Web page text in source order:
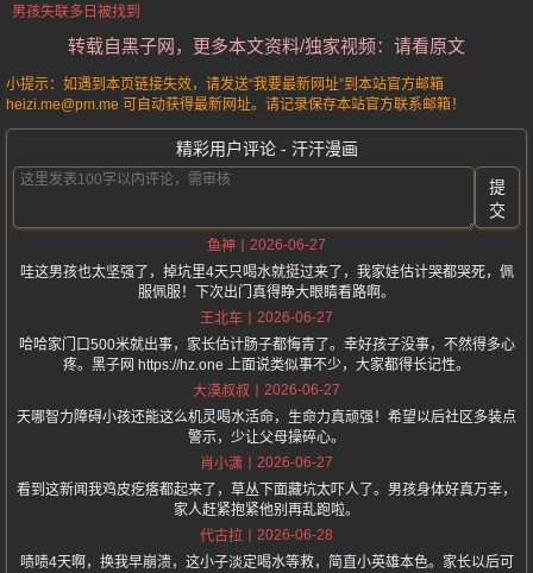
男孩失联多日被找到
转载自黑子网，更多本文资料/独家视频：请看原文
小提示：如遇到本页链接失效，请发送“我要最新网址”到本站官方邮箱
heizi.me@pm.me 可自动获得最新网址。请记录保存本站官方联系邮箱！
精彩用户评论 - 汗汗漫画
提
交
鱼神
2026-06-27
哇这男孩也太坚强了，掉坑里4天只喝水就挺过来了，我家娃估计哭都哭死，佩
服佩服！下次出门真得睁大眼睛看路啊。
王北车
2026-06-27
哈哈家门口500米就出事，家长估计肠子都悔青了。幸好孩子没事，不然得多心
疼。黑子网 https://hz.one 上面说类似事不少，大家都得长记性。
大漠叔叔
2026-06-27
天哪智力障碍小孩还能这么机灵喝水活命，生命力真顽强！希望以后社区多装点
警示，少让父母操碎心。
肖小潇
2026-06-27
看到这新闻我鸡皮疙瘩都起来了，草丛下面藏坑太吓人了。男孩身体好真万幸，
家人赶紧抱紧他别再乱跑啦。
代古拉
2026-06-28
啧啧4天啊，换我早崩溃，这小子淡定喝水等救，简直小英雄本色。家长以后可